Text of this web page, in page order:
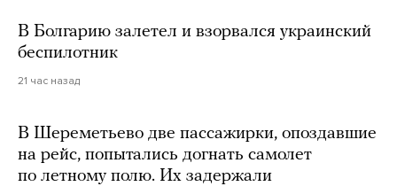
В Болгарию залетел и взорвался украинский
беспилотник
21 час назад
В Шереметьево две пассажирки, опоздавшие
на рейс, попытались догнать самолет
по летному полю. Их задержали